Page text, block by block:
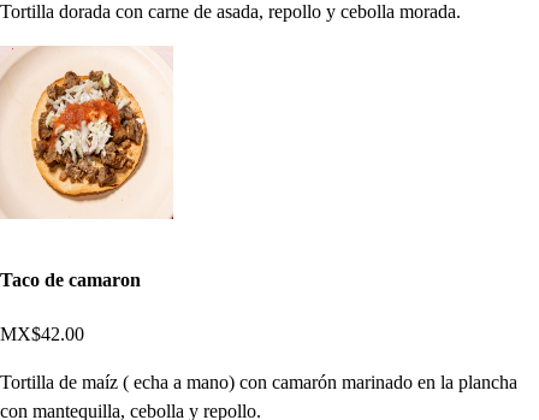
Tortilla dorada con carne de asada, repollo y cebolla morada.
Taco de camaron
MX$42.00
Tortilla de maíz ( echa a mano) con camarón marinado en la plancha
con mantequilla, cebolla y repollo.